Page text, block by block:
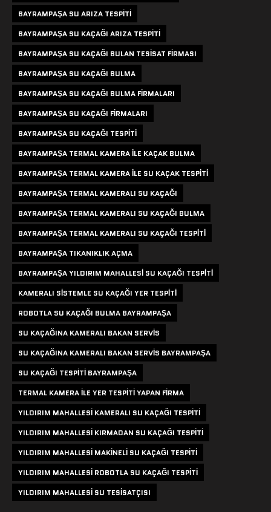
BAYRAMPAŞA SU ARIZA TESPITI
BAYRAMPAŞA SU KAÇAĞI ARIZA TESPITI
BAYRAMPAŞA SU KAÇAĞI BULAN TESISAT FIRMASI
BAYRAMPAŞA SU KAÇAĞI BULMA
BAYRAMPAŞA SU KAÇAĞI BULMA FIRMALARI
BAYRAMPAŞA SU KAÇAĞI FIRMALARI
BAYRAMPAŞA SU KAÇAĞI TESPITI
BAYRAMPAŞA TERMAL KAMERA ILE KAÇAK BULMA
BAYRAMPAŞA TERMAL KAMERA ILE SU KAÇAK TESPITI
BAYRAMPAŞA TERMAL KAMERALI SU KAÇAĞI
BAYRAMPAŞA TERMAL KAMERALI SU KAÇAĞI BULMA
BAYRAMPAŞA TERMAL KAMERALI SU KAÇAĞI TESPITI
BAYRAMPAŞA TIKANIKLIK AÇMA
BAYRAMPAŞA YILDIRIM MAHALLESI SU KAÇAĞI TESPITI
KAMERALI SISTEMLE SU KAÇAĞI YER TESPITI
ROBOTLA SU KAÇAĞI BULMA BAYRAMPAŞA
SU KAÇAĞINA KAMERALI BAKAN SERVIS
SU KAÇAĞINA KAMERALI BAKAN SERVIS BAYRAMPAŞA
SU KAÇAĞI TESPITI BAYRAMPAŞA
TERMAL KAMERA ILE YER TESPITI YAPAN FIRMA
YILDIRIM MAHALLESI KAMERALI SU KAÇAĞI TESPITI
YILDIRIM MAHALLESI KIRMADAN SU KAÇAĞI TESPITI
YILDIRIM MAHALLESI MAKINELI SU KAÇAĞI TESPITI
YILDIRIM MAHALLESI ROBOTLA SU KAÇAĞI TESPITI
YILDIRIM MAHALLESI SU TESISATÇISI